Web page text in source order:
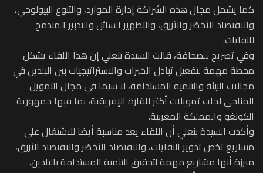
كما يشمل مجال هذه الشراكة إدارة الموارد، والتنوع البيولوجي،
والاقتصاد الأخضر والأزرق، والتطهير السائل والتدبير المندمج
للنفايات.
وفي تصريح للصحافة، قالت السيدة بنعلي إن هذا اللقاء يشكل
محطة مهمة لتفعيل تبادل الخبرات والاستراتيجيات بين البلدين في
مجالات البيئة والتنمية المستدامة، لا سيما في مجال التمويل
المناخي لجلب تمويلات أكثر للقارة الإفريقية، بما فيها جمهورية
الكونغو والمملكة المغربية.
وأكدت السيدة بنعلي أن اللقاء يعد مناسبة أيضا للاشتغال على
مشاريع تخص تدوير النفايات، والاقتصاد الأخضر والاقتصاد الأزرق،
مبرزة أنها مشاريع مهمة لتحقيق التنمية المستدامة بالبلدين.